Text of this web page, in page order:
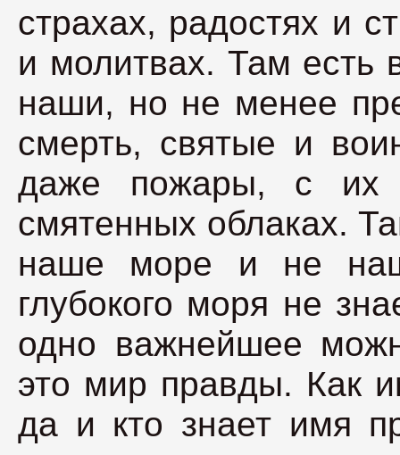
страхах, радостях и
и молитвах. Там есть
наши, но не менее
смерть, святые и
даже пожары, с их
смятенных облаках.
наше море и не
глубокого моря не
одно важнейшее
это мир правды. Как
да и кто знает имя